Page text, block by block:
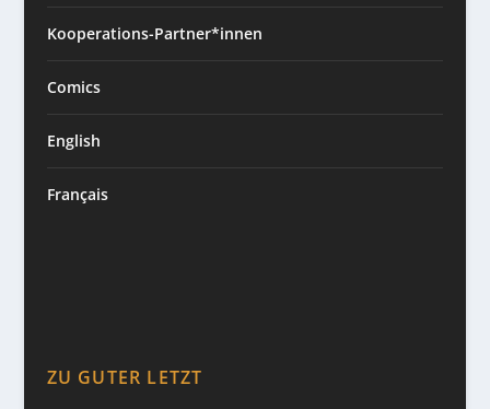
Kooperations-Partner*innen
Comics
English
Français
ZU GUTER LETZT